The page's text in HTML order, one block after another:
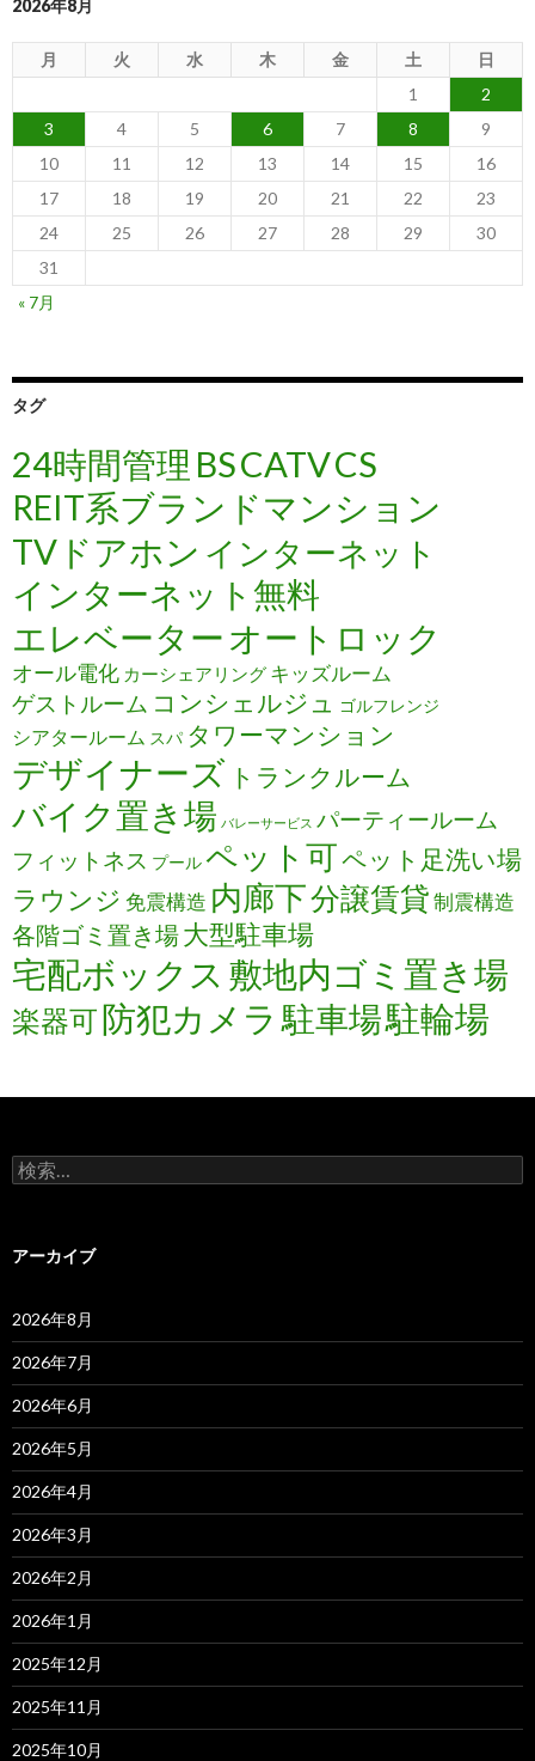
2026年8月
月 火 水 木 金 土
日
1
2
3
4 5 6 7 8
9
10
11 12 13 14 15
16
17
18 19 20 21 22
23
24
25 26 27 28 29
30
31
« 7月
タグ
24時間管理 BSCATVCS
REIT系ブランドマンション
TVドアホン インターネット
インターネット無料
エレベーター オートロック
オール電化 カーシェアリング キッズルーム
ゲストルーム コンシェルジュ ゴルフレンジ
シアタールーム スパ タワーマンション
デザイナーズ トランクルーム
バイク置き場 バレーサービス パーティールーム
フィットネス プールペット可ペット足洗い場
ラウンジ 免震構造 内廊下分譲賃貸制震構造
各階ゴミ置き場大型駐車場
宅配ボックス 敷地内ゴミ置き場
楽器可防犯カメラ 駐車場駐輪場
検
索:
アーカイブ
2026年8月
2026年7月
2026年6月
2026年5月
2026年4月
2026年3月
2026年2月
2026年1月
2025年12月
2025年11月
2025年10月